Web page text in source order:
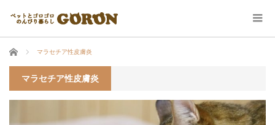
ホーム マラセチア性皮膚炎
マラセチア性皮膚炎